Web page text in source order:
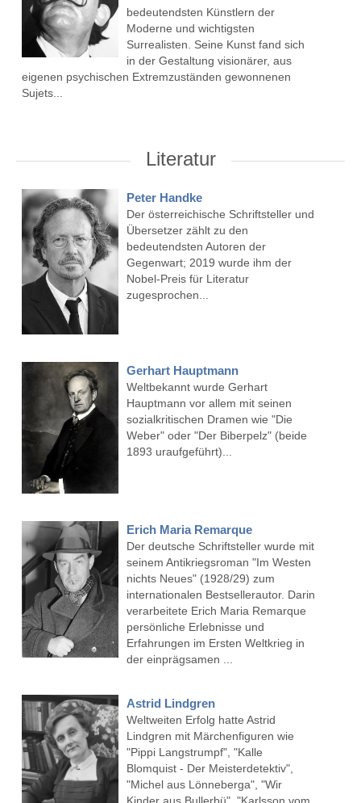
bedeutendsten Künstlern der
Moderne und wichtigsten
Surrealisten. Seine Kunst fand sich
in der Gestaltung visionärer, aus
eigenen psychischen Extremzuständen gewonnenen
Sujets...
Literatur
Peter Handke
Der österreichische Schriftsteller und
Übersetzer zählt zu den
bedeutendsten Autoren der
Gegenwart; 2019 wurde ihm der
Nobel-Preis für Literatur
zugesprochen...
Gerhart Hauptmann
Weltbekannt wurde Gerhart
Hauptmann vor allem mit seinen
sozialkritischen Dramen wie "Die
Weber" oder "Der Biberpelz" (beide
1893 uraufgeführt)...
Erich Maria Remarque
Der deutsche Schriftsteller wurde mit
seinem Antikriegsroman "Im Westen
nichts Neues" (1928/29) zum
internationalen Bestsellerautor. Darin
verarbeitete Erich Maria Remarque
persönliche Erlebnisse und
Erfahrungen im Ersten Weltkrieg in
der einprägsamen ...
Astrid Lindgren
Weltweiten Erfolg hatte Astrid
Lindgren mit Märchenfiguren wie
"Pippi Langstrumpf", "Kalle
Blomquist - Der Meisterdetektiv",
"Michel aus Lönneberga", "Wir